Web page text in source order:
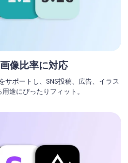
像比率に対応
サポートし、SNS投稿、広告、イラス
途にぴったりフィット。